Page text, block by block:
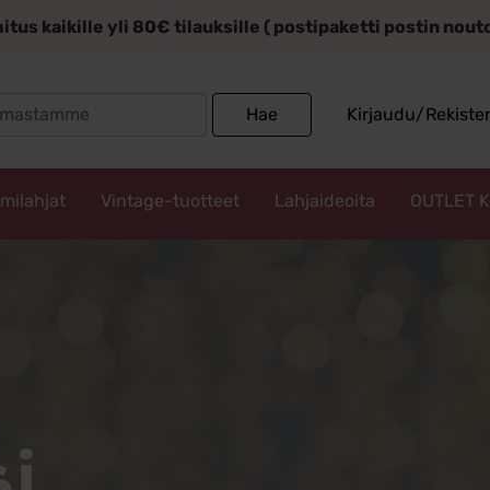
kaikille yli 80€ tilauksille ( postipaketti postin
Hae Kirjaudu/
Vintage-tuotteet Lahjaideoita OUTLET